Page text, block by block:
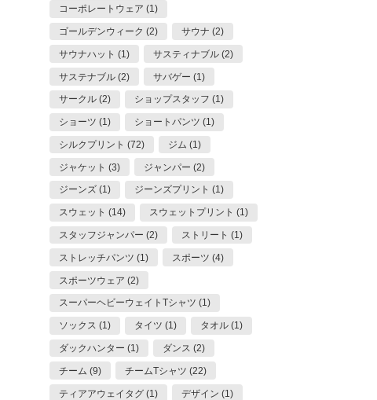
コーポレートウェア (1)
ゴールデンウィーク (2) サウナ (2)
サウナハット (1) サスティナブル (2)
サステナブル (2) サバゲー (1)
サークル (2) ショップスタッフ (1)
ショーツ (1) ショートパンツ (1)
シルクプリント (72) ジム (1)
ジャケット (3) ジャンパー (2)
ジーンズ (1) ジーンズプリント (1)
スウェット (14) スウェットプリント (1)
スタッフジャンパー (2) ストリート (1)
ストレッチパンツ (1) スポーツ (4)
スポーツウェア (2)
スーパーヘビーウェイトTシャツ (1)
ソックス (1) タイツ (1) タオル (1)
ダックハンター (1) ダンス (2)
チーム (9) チームTシャツ (22)
ティアアウェイタグ (1) デザイン (1)